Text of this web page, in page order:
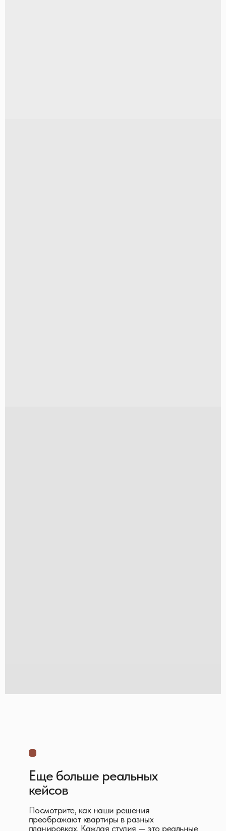
Еще больше реальных
кейсов
Посмотрите, как наши решения
преображают квартиры в разных
планировках. Каждая студия — это реальные